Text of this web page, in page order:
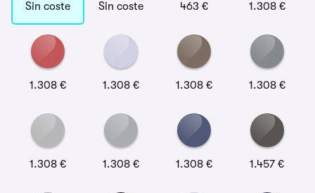
Sin coste Sin coste 463 € 1.308 €
1.308 € 1.308 € 1.308 € 1.308 €
1.308 € 1.308 € 1.308 € 1.457 €